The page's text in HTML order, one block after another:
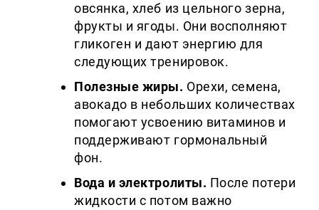
овсянка, хлеб из цельного зерна,
фрукты и ягоды. Они восполняют
гликоген и дают энергию для
следующих тренировок.
Полезные жиры. Орехи, семена,
авокадо в небольших количествах
помогают усвоению витаминов и
поддерживают гормональный
фон.
Вода и электролиты. После потери
жидкости с потом важно